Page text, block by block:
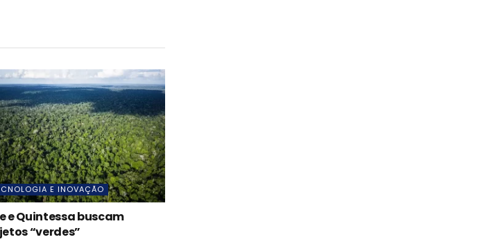
E INOVAÇÃO
e Quintessa buscam
“verdes”